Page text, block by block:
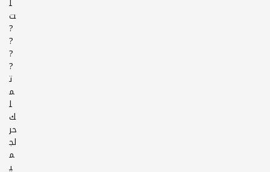
ت
?
?
?
?
ت
م
ل
ك
حر
لج
م
ي